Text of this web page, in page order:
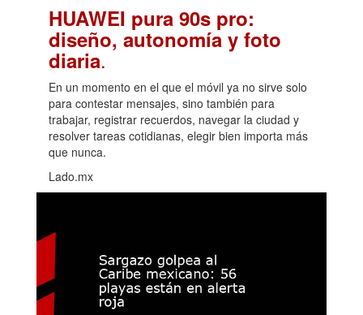
HUAWEI pura 90s pro:
diseño, autonomía y foto
diaria.
En un momento en el que el móvil ya no sirve solo
para contestar mensajes, sino también para
trabajar, registrar recuerdos, navegar la ciudad y
resolver tareas cotidianas, elegir bien importa más
que nunca.
Lado.mx